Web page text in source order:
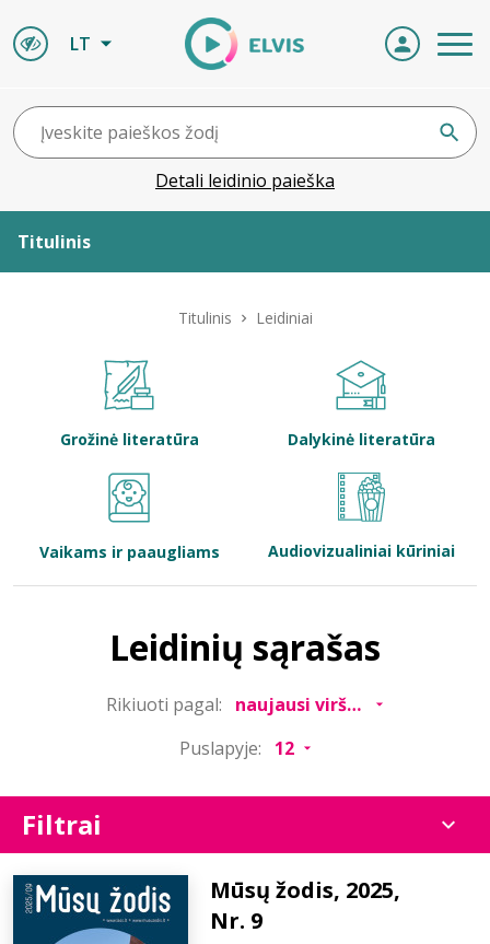
LT
Detali leidinio paieška
Titulinis
Bibliotekoms
Titulinis Leidiniai
Grožinė literatūra Dalykinė literatūra
Vaikams ir paaugliams Audiovizualiniai kūriniai
Leidinių sąrašas
Rikiuoti pagal:
Puslapyje:
Filtrai
Mūsų žodis, 2025,
Nr. 9